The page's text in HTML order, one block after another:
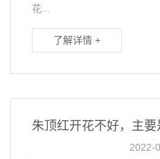
花...
了解详情 +
朱顶红开花不好，主
2022-